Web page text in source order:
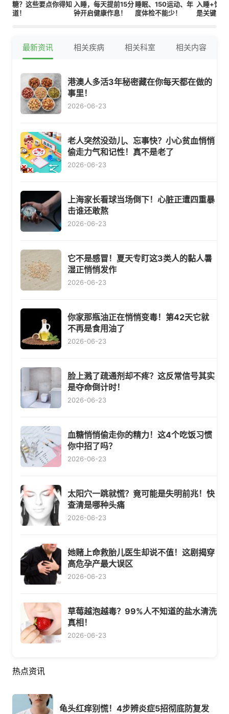
糖？这些要点你得知
道！
入睡，每天提前15分
钟开启健康作息！
睡眠、150运动、年
度体检不能少！
入睡+饮
是关键！
最新资讯 相关疾病 相关科室 相关内容
港澳人多活3年秘密藏在你每天都在做的
事里！
2026-06-23
老人突然没劲儿、忘事快？小心贫血悄悄
偷走力气和记性！真不是老了
2026-06-23
上海家长看球当场倒下！心脏正遭四重暴
击谁还敢熬
2026-06-23
它不是感冒！夏天专盯这3类人的黏人暑
湿正悄悄发作
2026-06-23
你家那瓶油正在悄悄变毒！第42天它就
不再是食用油了
2026-06-23
脸上溅了疏通剂却不疼？这反常信号其实
是夺命倒计时！
2026-06-23
血糖悄悄偷走你的精力！这4个吃饭习惯
你中招了吗？
2026-06-23
太阳穴一跳就慌？竟可能是失明前兆！快
查清是哪种头痛
2026-06-23
她赌上命救胎儿医生却说不值！这剧揭穿
高危孕产最大误区
2026-06-23
草莓越泡越毒？99%人不知道的盐水清洗
真相！
2026-06-23
热点资讯
龟头红痒别慌！4步辨炎症5招彻底防复发